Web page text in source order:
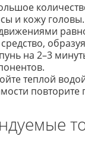
и кожу головы.
на 2–3
теплой
повторите